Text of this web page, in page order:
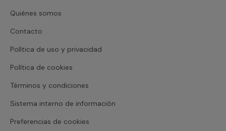
Quiénes somos
Contacto
Política de uso y privacidad
Política de cookies
Términos y condiciones
Sistema interno de información
Preferencias de cookies